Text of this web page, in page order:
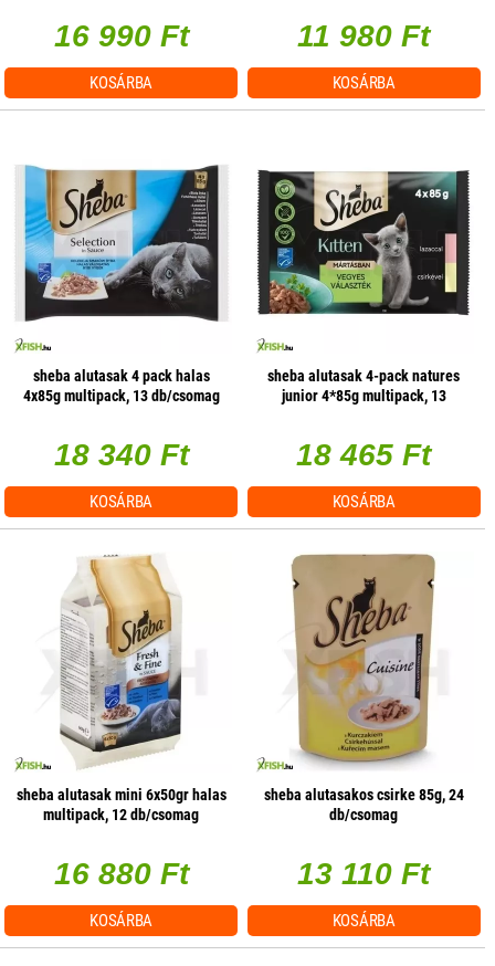
16 990 Ft
KOSÁRBA
11 980 Ft
KOSÁRBA
sheba alutasak 4 pack halas
4x85g multipack, 13 db/csomag
18 340 Ft
KOSÁRBA
sheba alutasak 4-pack natures
junior 4*85g multipack, 13
18 465 Ft
KOSÁRBA
sheba alutasak mini 6x50gr halas
multipack, 12 db/csomag
16 880 Ft
KOSÁRBA
sheba alutasakos csirke 85g, 24
db/csomag
13 110 Ft
KOSÁRBA